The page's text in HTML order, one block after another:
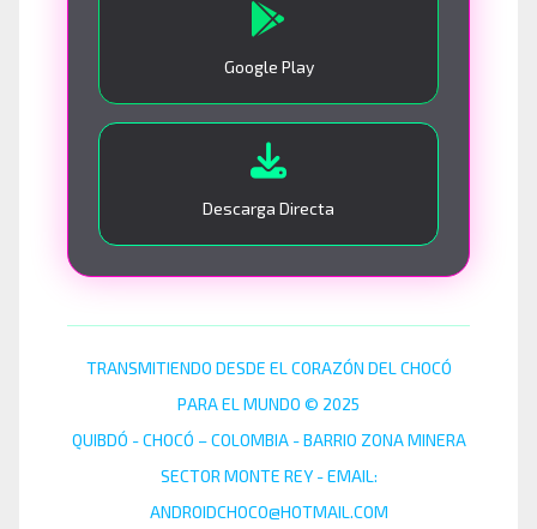
Google Play
Descarga Directa
TRANSMITIENDO DESDE EL CORAZÓN DEL CHOCÓ
PARA EL MUNDO © 2025
QUIBDÓ - CHOCÓ – COLOMBIA - BARRIO ZONA MINERA
SECTOR MONTE REY - EMAIL:
ANDROIDCHOCO@HOTMAIL.COM